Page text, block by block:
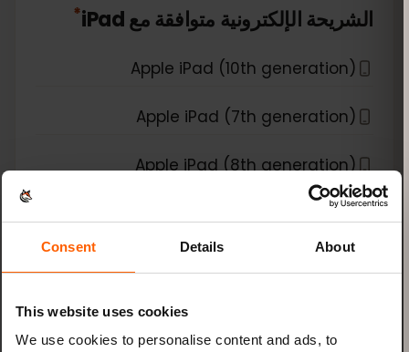
Consent Details About
This website uses cookies
We use cookies to personalise content and ads, to
الشريحة الإلكترونية متوافقة معiPad
*
Apple iPad (10th generation)
Apple iPad (7th generation)
Apple iPad (8th generation)
Apple iPad (9th generation)
Apple iPad Air (4th generation)